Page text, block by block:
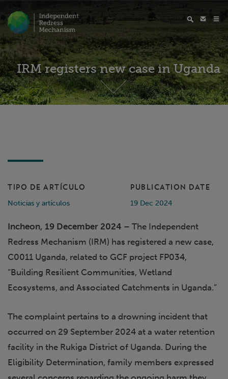
IRM registers new case in Uganda
TIPO DE ARTÍCULO
Noticias y artículos
PUBLICATION DATE
19 Dec 2024
Incheon, 19 December 2024 – The Independent
Redress Mechanism (IRM) has registered a new case,
C0011 Uganda, related to GCF project FP034,
“Building Resilient Communities, Wetland
Ecosystems, and Associated Catchments in Uganda.”
The complaint pertains to a drowning incident that
occurred on 29 September 2024 at a water retention
facility in the Rukiga District of Uganda. During the
Eligibility Determination, family members expressed